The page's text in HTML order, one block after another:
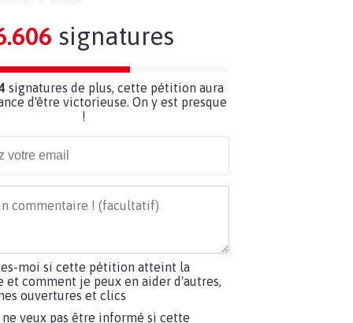
signatures
signatures de plus, cette pétition aura
d'être victorieuse. On y est presque
!
moi si cette pétition atteint la
et comment je peux en aider d'autres,
ouvertures et clics
ne veux pas être informé si cette